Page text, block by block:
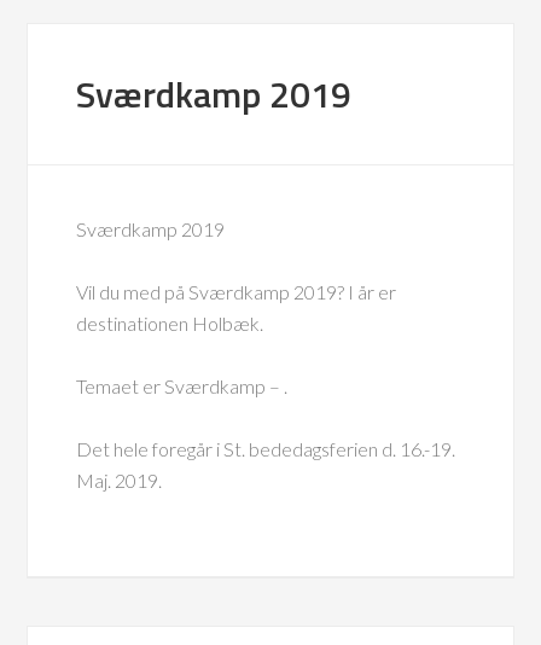
Sværdkamp 2019
Sværdkamp 2019
Vil du med på Sværdkamp 2019? I år er
destinationen Holbæk.
Temaet er Sværdkamp – .
Det hele foregår i St. bededagsferien d. 16.-19.
Maj. 2019.